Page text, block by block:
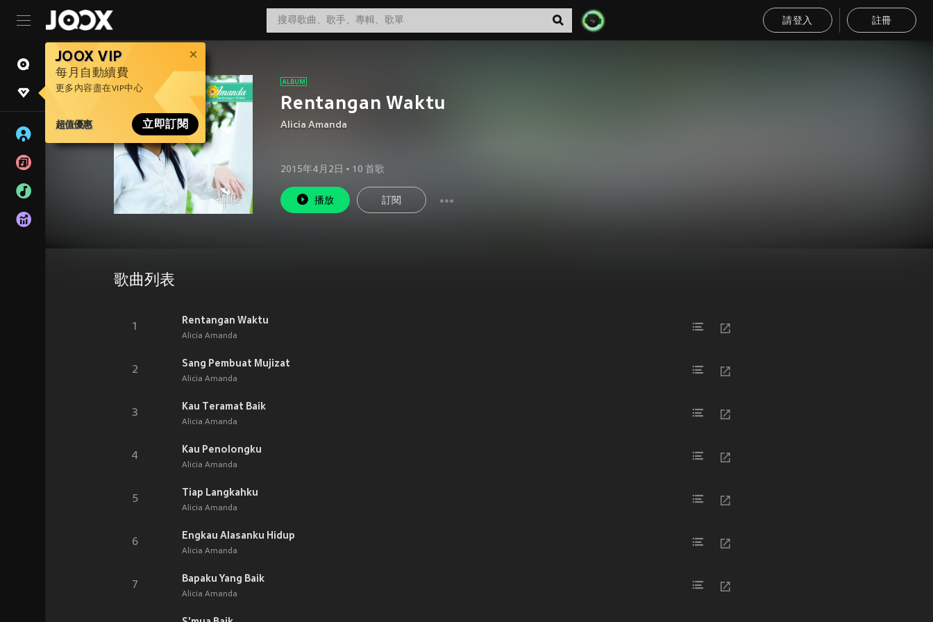
請登入 註冊
JOOX VIP
每月自動續費
更多內容盡在VIP中心
超值優惠 立即訂閱
Rentangan Waktu
Alicia Amanda
2015年4月2日 • 10 首歌
播放 訂閱
歌曲列表
1
Rentangan Waktu
Alicia Amanda
2
Sang Pembuat Mujizat
Alicia Amanda
3
Kau Teramat Baik
Alicia Amanda
4
Kau Penolongku
Alicia Amanda
5
Tiap Langkahku
Alicia Amanda
6
Engkau Alasanku Hidup
Alicia Amanda
7
Bapaku Yang Baik
Alicia Amanda